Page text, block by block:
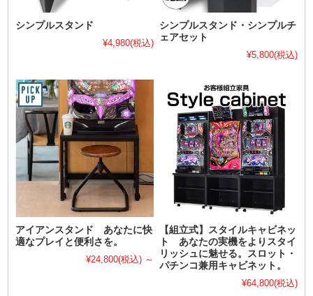
シンプルスタンド
¥4,980(税込)
シンプルスタンド・シンプルチ
ェアセット
¥5,800(税込)
アイアンスタンド あなたに快
適なプレイと便利さを。
¥24,800(税込) ～
【組立式】スタイルキャビネッ
ト あなたの実機をよりスタイ
リッシュに魅せる。スロット・
パチンコ兼用キャビネット。
¥64,800(税込)